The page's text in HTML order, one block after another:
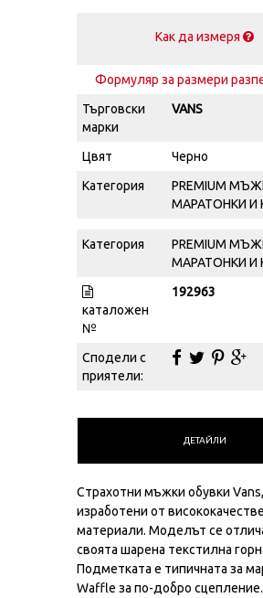
Как да измеря
Формуляр за размери
Търговски
марки
VANS
Цвят
Черно
Категория
PREMIUM
МАРАТОНКИ И
Категория
PREMIUM
МАРАТОНКИ И
каталожен
№
192963
Сподели с
приятели:
ДЕТАЙЛИ
Страхотни мъжки обувки Vans,
изработени от
материали. Моделът се
своята шарена текстилна
Подметката е типичната за
Waffle за по-добро сцепление.